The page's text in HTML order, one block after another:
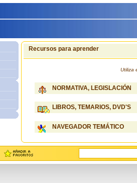
Recursos para aprender
Utiliza
NORMATIVA, LEGISLACIÓN
LIBROS, TEMARIOS, DVD'S
NAVEGADOR TEMÁTICO